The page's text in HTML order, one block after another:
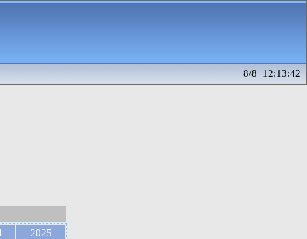
8/8 12:13:42
2025